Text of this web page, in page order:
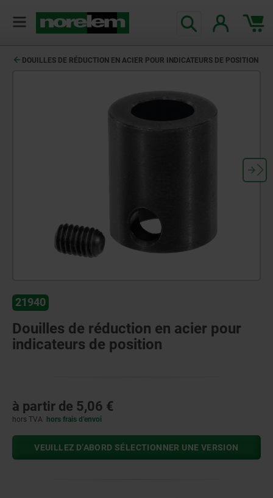
DOUILLES DE RÉDUCTION EN ACIER POUR INDICATEURS DE POSITION
21940
Douilles de réduction en acier pour
indicateurs de position
à partir de 5,06 €
hors TVA hors frais d’envoi
VEUILLEZ D’ABORD SÉLECTIONNER UNE VERSION